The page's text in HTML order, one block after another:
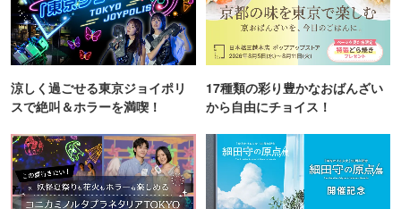
涼しく過ごせる東京ジョイポリ
スで絶叫＆ホラーを満喫！
17種類の彩り豊かなおばんざい
から自由にチョイス！